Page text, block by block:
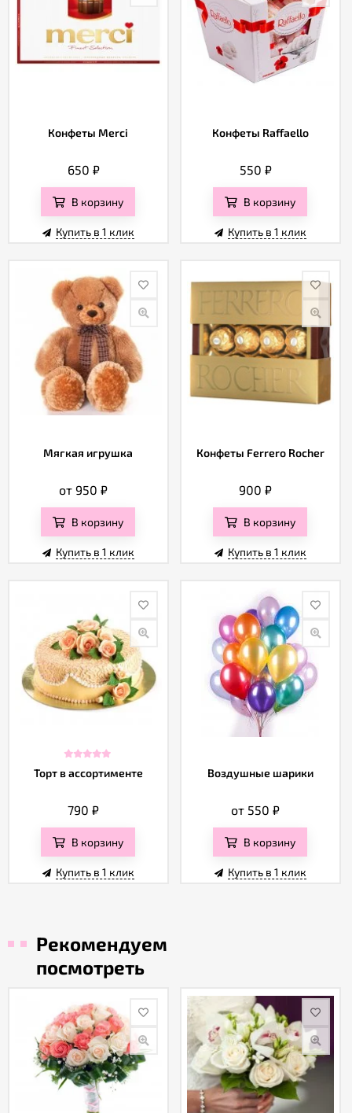
Конфеты Merci
650 ₽
В корзину
Купить в 1 клик
Конфеты Raffaello
550 ₽
В корзину
Купить в 1 клик
Мягкая игрушка
от 950₽
В корзину
Купить в 1 клик
Конфеты Ferrero Rocher
900₽
В корзину
Купить в 1 клик
Торт в ассортименте
790₽
В корзину
Купить в 1 клик
Воздушные шарики
от 550₽
В корзину
Купить в 1 клик
Рекомендуем
посмотреть